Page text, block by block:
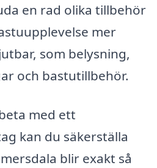
en rad olika tillbehör
mer
som belysning,
och bastutillbehör.
med ett
kan du säkerställa
blir exakt så